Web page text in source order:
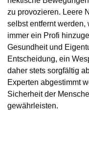
zu provozieren. Leere
selbst entfernt
immer ein Profi
Gesundheit und
Entscheidung, ein
daher stets sorgfältig
Experten abgestimmt
Sicherheit der
gewährleisten.